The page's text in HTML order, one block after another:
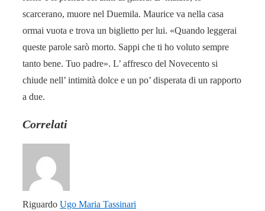
scarcerano, muore nel Duemila. Maurice va nella casa
ormai vuota e trova un biglietto per lui. «Quando leggerai
queste parole sarò morto. Sappi che ti ho voluto sempre
tanto bene. Tuo padre». L’ affresco del Novecento si
chiude nell’ intimità dolce e un po’ disperata di un rapporto
a due.
Correlati
Riguardo Ugo Maria Tassinari